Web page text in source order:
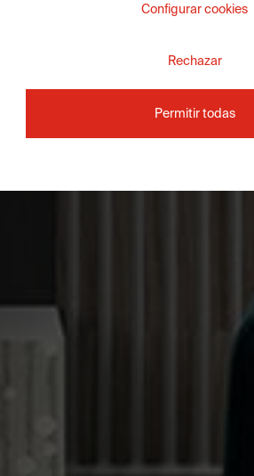
Configurar cookies
Rechazar
Permitir todas